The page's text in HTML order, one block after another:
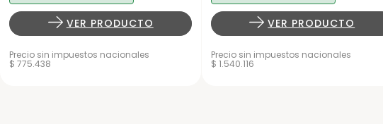
VER PRODUCTO
Precio sin impuestos nacionales
$ 775.438
VER PRODUCTO
Precio sin impuestos nacionales
$ 1.540.116